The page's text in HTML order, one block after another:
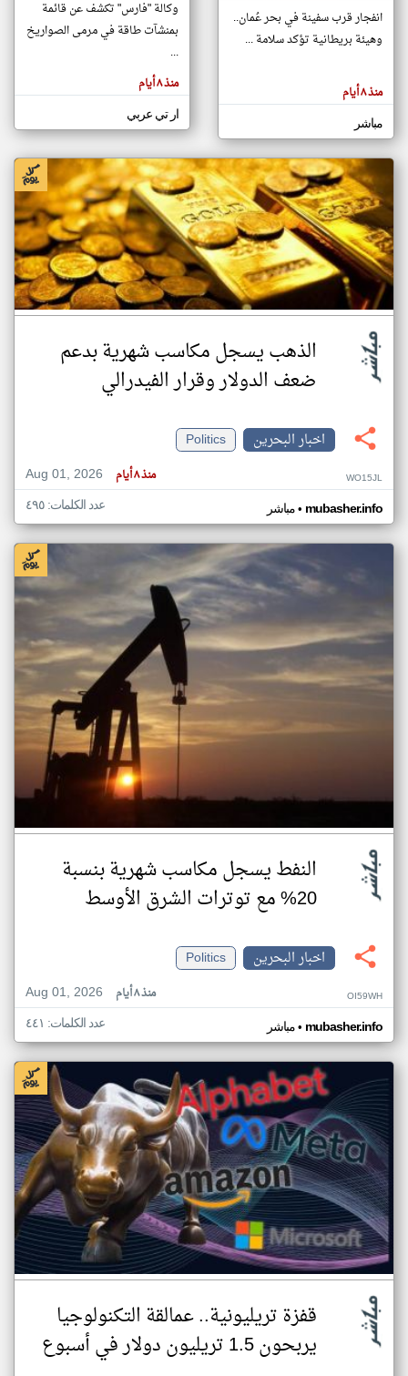
مصادر الأخبار من البحرين
اخبار البحرين على مدار الساعة
أهم اخبار البحرين العاجلة والمباشرة
المقالات
الموجوده
وجهة
نظر
كاتبيها.
انفجار قرب سفينة في بحر عُمان..
وهيئة بريطانية تؤكد سلامة ...
منذ ٨ أيام
مباشر
وكالة "فارس" تكشف عن قائمة
بمنشآت طاقة في مرمى الصواريخ
...
منذ ٨ أيام
ار تي عربي
الذهب يسجل مكاسب شهرية بدعم
ضعف الدولار وقرار الفيدرالي
اخبار البحرين
Politics
Aug 01, 2026
منذ ٨ أيام WO15JL
مباشر• mubasher.info عدد الكلمات: ٤٩٥
النفط يسجل مكاسب شهرية بنسبة
20% مع توترات الشرق الأوسط
اخبار البحرين
Politics
Aug 01, 2026
منذ ٨ أيام OI59WH
مباشر• mubasher.info عدد الكلمات: ٤٤١
قفزة تريليونية.. عمالقة التكنولوجيا
يربحون 1.5 تريليون دولار في أسبوع
klyoum.com